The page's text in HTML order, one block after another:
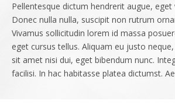
Pellentesque dictum hendrerit augue,
Donec nulla nulla, suscipit non rutrum
Vivamus sollicitudin lorem id massa
eget cursus tellus. Aliquam eu justo
sit amet nisi dui, eget bibendum nunc.
facilisi. In hac habitasse platea dictumst.